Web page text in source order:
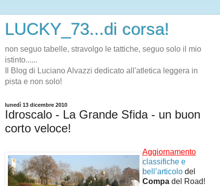
LUCKY_73...di corsa!
non seguo tabelle, stravolgo le tattiche, seguo solo il mio
istinto......
Il Blog di Luciano Alvazzi dedicato all'atletica leggera in
pista e non solo!
lunedì 13 dicembre 2010
Idroscalo - La Grande Sfida - un buon
corto veloce!
Aggiornamento
classifiche e
bell’articolo del
Compa del Road!